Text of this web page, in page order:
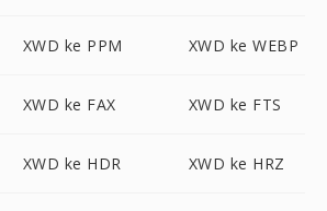
XWD ke PPM XWD ke WEBP
XWD ke FAX XWD ke FTS
XWD ke HDR XWD ke HRZ